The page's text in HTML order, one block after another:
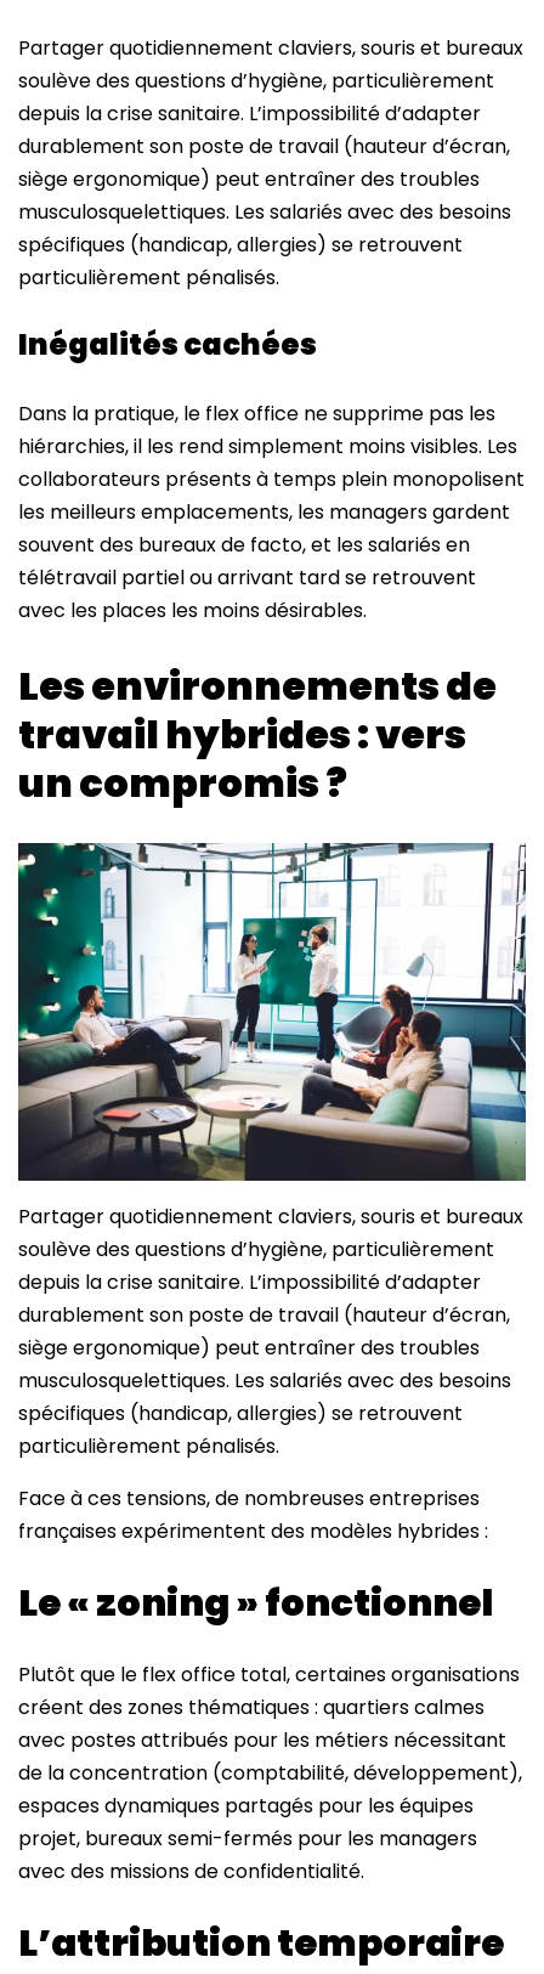
Partager quotidiennement claviers, souris et bureaux
soulève des questions d’hygiène, particulièrement
depuis la crise sanitaire. L’impossibilité d’adapter
durablement son poste de travail (hauteur d’écran,
siège ergonomique) peut entraîner des troubles
musculosquelettiques. Les salariés avec des besoins
spécifiques (handicap, allergies) se retrouvent
particulièrement pénalisés.
Inégalités cachées
Dans la pratique, le flex office ne supprime pas les
hiérarchies, il les rend simplement moins visibles. Les
collaborateurs présents à temps plein monopolisent
les meilleurs emplacements, les managers gardent
souvent des bureaux de facto, et les salariés en
télétravail partiel ou arrivant tard se retrouvent
avec les places les moins désirables.
Les environnements de
travail hybrides : vers
un compromis ?
Partager quotidiennement claviers, souris et bureaux
soulève des questions d’hygiène, particulièrement
depuis la crise sanitaire. L’impossibilité d’adapter
durablement son poste de travail (hauteur d’écran,
siège ergonomique) peut entraîner des troubles
musculosquelettiques. Les salariés avec des besoins
spécifiques (handicap, allergies) se retrouvent
particulièrement pénalisés.
Face à ces tensions, de nombreuses entreprises
françaises expérimentent des modèles hybrides :
Le « zoning » fonctionnel
Plutôt que le flex office total, certaines organisations
créent des zones thématiques : quartiers calmes
avec postes attribués pour les métiers nécessitant
de la concentration (comptabilité, développement),
espaces dynamiques partagés pour les équipes
projet, bureaux semi-fermés pour les managers
avec des missions de confidentialité.
L’attribution temporaire